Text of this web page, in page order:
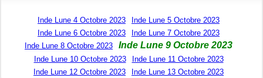
Inde Lune 4 Octobre 2023
Inde Lune 5 Octobre 2023
Inde Lune 6 Octobre 2023
Inde Lune 7 Octobre 2023
Inde Lune 8 Octobre 2023
Inde Lune 9 Octobre 2023
Inde Lune 10 Octobre 2023
Inde Lune 11 Octobre 2023
Inde Lune 12 Octobre 2023
Inde Lune 13 Octobre 2023